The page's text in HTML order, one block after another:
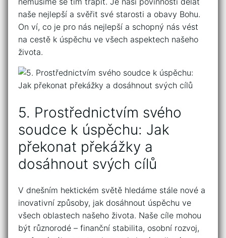
naše nejlepší a svěřit své starosti a obavy Bohu.
On‌ ví,⁣ co je pro nás ⁣nejlepší a schopný nás vést
‍na‍ cestě k⁤ úspěchu ve všech aspektech ⁢našeho
⁤života.
5. Prostřednictvím svého
soudce k úspěchu: Jak
překonat překážky⁣ a
dosáhnout svých ⁣cílů
V dnešním hektickém světě‍ hledáme stále nové a‍
inovativní​ způsoby,‌ jak dosáhnout úspěchu ve
všech⁤ oblastech‌ našeho života. ​Naše cíle mohou
být různorodé – finanční⁤ stabilita, osobní rozvoj,